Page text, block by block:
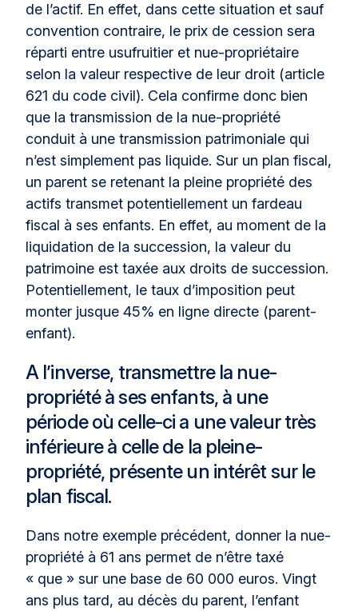
de l’actif. En effet, dans cette situation et sauf
convention contraire, le prix de cession sera
réparti entre usufruitier et nue-propriétaire
selon la valeur respective de leur droit (article
621 du code civil). Cela confirme donc bien
que la transmission de la nue-propriété
conduit à une transmission patrimoniale qui
n’est simplement pas liquide. Sur un plan fiscal,
un parent se retenant la pleine propriété des
actifs transmet potentiellement un fardeau
fiscal à ses enfants. En effet, au moment de la
liquidation de la succession, la valeur du
patrimoine est taxée aux droits de succession.
Potentiellement, le taux d’imposition peut
monter jusque 45% en ligne directe (parent-
enfant).
A l’inverse, transmettre la nue-
propriété à ses enfants, à une
période où celle-ci a une valeur très
inférieure à celle de la pleine-
propriété, présente un intérêt sur le
plan fiscal.
Dans notre exemple précédent, donner la nue-
propriété à 61 ans permet de n’être taxé
« que » sur une base de 60 000 euros. Vingt
ans plus tard, au décès du parent, l’enfant